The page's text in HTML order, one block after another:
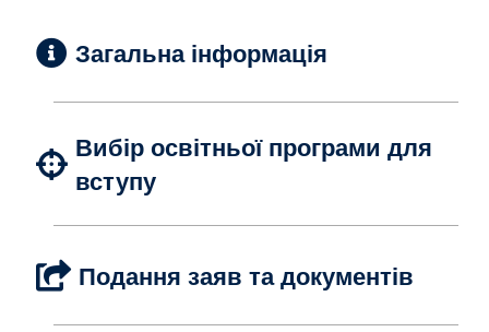
Загальна інформація
Вибір освітньої програми для
вступу
Подання заяв та документів